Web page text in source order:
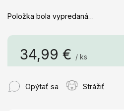
34,99 € / ks
Položka bola vypredaná…
Opýtať sa Strážiť